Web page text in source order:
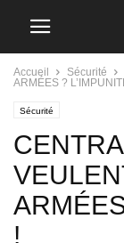
Accueil Sécurité
ARMÉES ?
Sécurité
!